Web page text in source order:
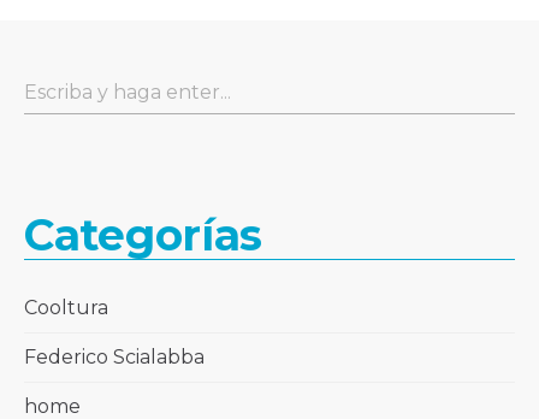
Categorías
Cooltura
Federico Scialabba
home